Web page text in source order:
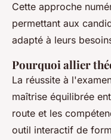
Cette approche
permettant aux
adapté à leurs
Pourquoi allier
La réussite à
maîtrise équilibrée
route et les
outil interactif de